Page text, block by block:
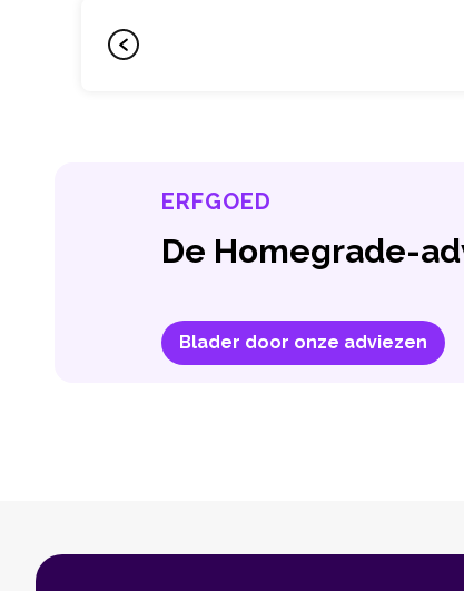
ERFGOED
De Homegrade-
Blader door onze adviezen